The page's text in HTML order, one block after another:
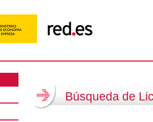
Búsqueda de